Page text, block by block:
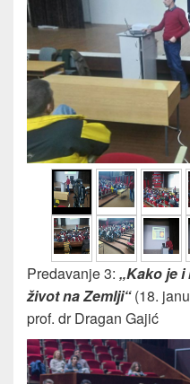
Predavanje 3: „Kako je
život na Zemlji“(18.
prof. dr Dragan Gajić